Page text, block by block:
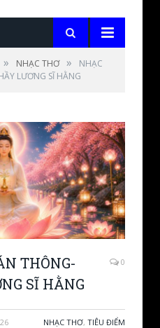
» NHẠC THƠ »
NHẠC
LƯƠNG SĨ HẰNG
THÔNG-
SĨ HẰNG
0
NHẠC THƠ, TIÊU ĐIỂM